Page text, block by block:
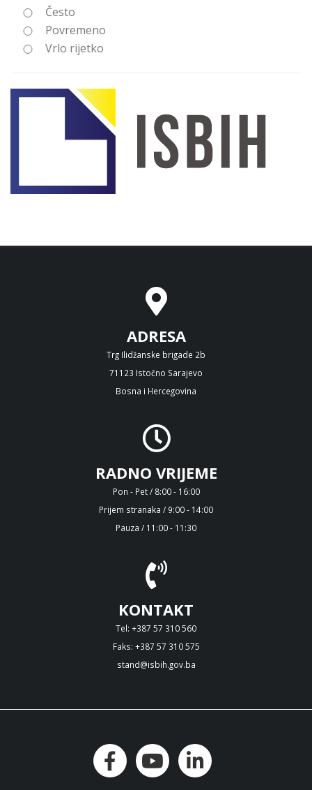
Često
Povremeno
Vrlo rijetko
ADRESA
Trg Ilidžanske brigade 2b
71123 Istočno Sarajevo
Bosna i Hercegovina
RADNO VRIJEME
Pon - Pet / 8:00 - 16:00
Prijem stranaka / 9:00 - 14:00
Pauza / 11:00 - 11:30
KONTAKT
Tel: +387 57 310 560
Faks: +387 57 310 575
stand@isbih.gov.ba